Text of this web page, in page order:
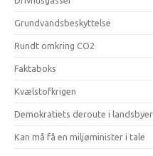
Grundvandsbeskyttelse
Rundt omkring CO2
Faktaboks
Kvælstofkrigen
Demokratiets deroute i
Kan må få en miljøminister i tale